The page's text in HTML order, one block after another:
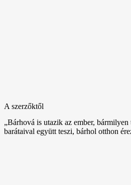
A szerzőktől
„Bárhová is utazik az ember, bármilyen
barátaival együtt teszi, bárhol otthon